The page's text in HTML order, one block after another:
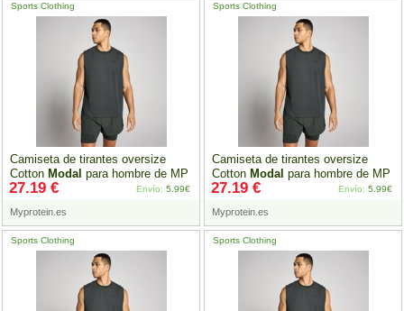
Camiseta de tirantes oversize
Cotton Modal para hombre de MP
-Negro lavado - XS
Sports Clothing
Myprotein.es
27.19 € Envío: 5.99€
Camiseta de tirantes oversize
Cotton Modal para hombre de MP
-Negro lavado - S
Sports Clothing
Myprotein.es
27.19 € Envío: 5.99€
Sports Clothing Sports Clothing